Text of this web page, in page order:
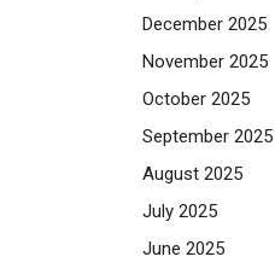
December 2025
November 2025
October 2025
September 2025
August 2025
July 2025
June 2025